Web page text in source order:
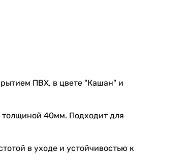
ПВХ, в цвете "Кашан" и
толщиной 40мм. Подходит для
в уходе и устойчивостью к